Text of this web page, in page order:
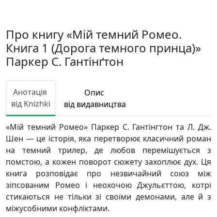
Про книгу «Мій темний Ромео.
Книга 1 (Дорога темного принца)»
Паркер С. Гантінґтон
Анотація
від Knizhki
Опис
від видавництва
«Мій темний Ромео» Паркер С. Гантінгтон та Л. Дж.
Шен — це історія, яка перетворює класичний роман
на темний трилер, де любов перемішується з
помстою, а кожен поворот сюжету захоплює дух. Ця
книга розповідає про незвичайний союз між
зіпсованим Ромео і неохочою Джульєттою, котрі
стикаються не тільки зі своїми демонами, але й з
міжусобними конфліктами.